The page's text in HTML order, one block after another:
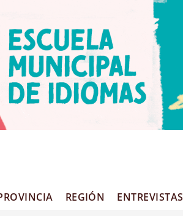
REGIÓN ENTREVISTAS